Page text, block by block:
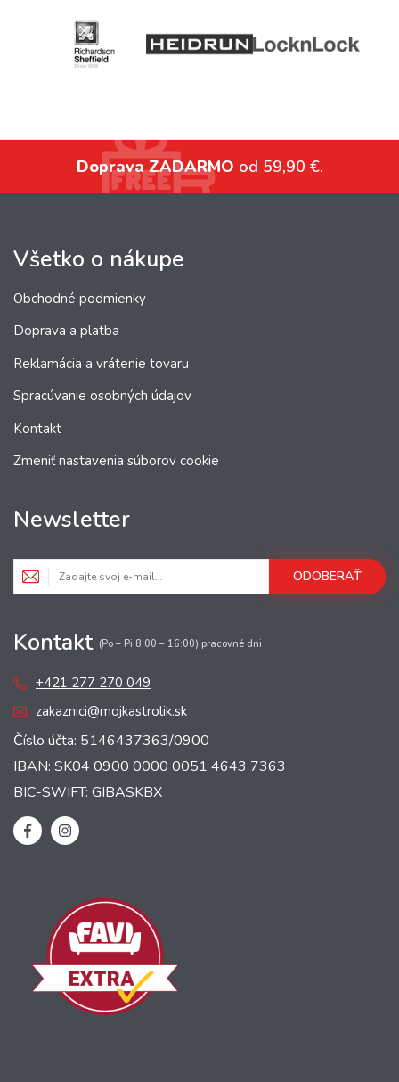
Doprava ZADARMO od 59,90 €.
Všetko o nákupe
Obchodné podmienky
Doprava a platba
Reklamácia a vrátenie tovaru
Spracúvanie osobných údajov
Kontakt
Zmeniť nastavenia súborov cookie
Newsletter
ODOBERAŤ
Kontakt (Po – Pi 8:00 – 16:00) pracovné dni
+421 277 270 049
zakaznici@mojkastrolik.sk
Číslo účta: 5146437363/0900
IBAN: SK04 0900 0000 0051 4643 7363
BIC-SWIFT: GIBASKBX